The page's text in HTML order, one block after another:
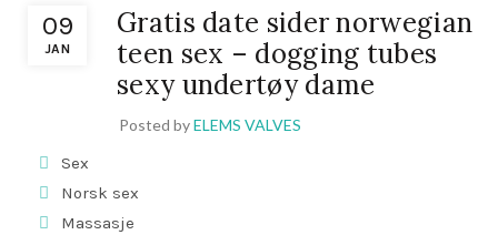
09
JAN
Gratis date sider norwegian
teen sex – dogging tubes
sexy undertøy dame
Posted byELEMS VALVES
Sex
Norsk sex
Massasje